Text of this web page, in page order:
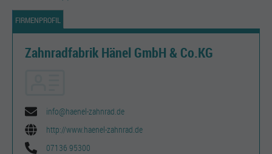
FIRMENPROFIL
Zahnradfabrik Hänel GmbH & Co.KG
info@haenel-zahnrad.de
http://www.haenel-zahnrad.de
07136 95300